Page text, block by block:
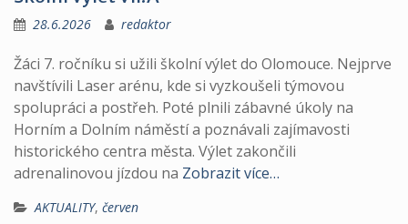
28.6.2026 redaktor
Žáci 7. ročníku si užili školní výlet do Olomouce. Nejprve
navštívili Laser arénu, kde si vyzkoušeli týmovou
spolupráci a postřeh. Poté plnili zábavné úkoly na
Horním a Dolním náměstí a poznávali zajímavosti
historického centra města. Výlet zakončili
adrenalinovou jízdou na Zobrazit více…
AKTUALITY, červen